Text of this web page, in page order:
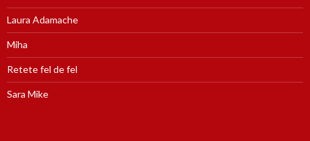
Laura Adamache
Miha
Retete fel de fel
Sara Mike